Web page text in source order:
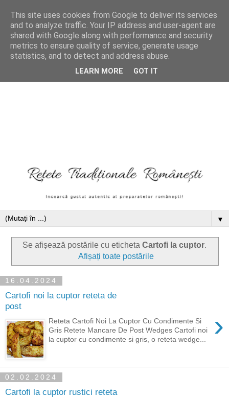
▼
Se afișează postările cu eticheta Cartofi la cuptor.
Afișați toate postările
16.04.2024
Cartofi noi la cuptor reteta de
post
›
Reteta Cartofi Noi La Cuptor Cu Condimente Si
Gris Retete Mancare De Post Wedges Cartofi noi
la cuptor cu condimente si gris, o reteta wedge...
02.02.2024
Cartofi la cuptor rustici reteta
This site uses cookies from Google to deliver its services
and to analyze traffic. Your IP address and user-agent are
shared with Google along with performance and security
metrics to ensure quality of service, generate usage
statistics, and to detect and address abuse.
LEARN MORE GOT IT